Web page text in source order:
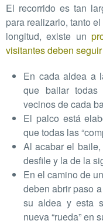
El recorrido es tan
para realizarlo, tanto
longitud, existe un
visitantes deben
En cada aldea a
que bailar todas
vecinos de cada
El palco está
que todas las
Al acabar el baile,
desfile y la de la
En el camino de
deben abrir paso
su aldea y esta
nueva “rueda” en